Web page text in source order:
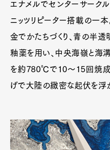
エナメルでセンターサークル
ニッツリピーター搭載の一
金でかたちづくり、青の半
釉薬を用い、中央海嶺と海溝
を約780℃で10〜15回焼
げで大陸の緻密な起伏を浮